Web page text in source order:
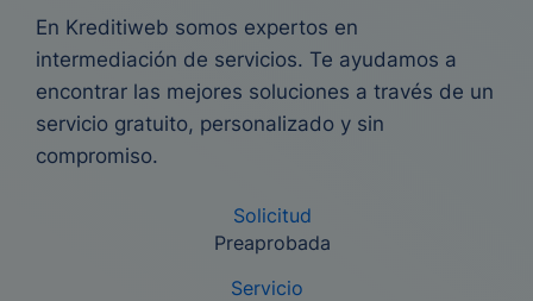
En Kreditiweb somos expertos en
intermediación de servicios. Te ayudamos a
encontrar las mejores soluciones a través de un
servicio gratuito, personalizado y sin
compromiso.
Solicitud
Preaprobada
Servicio